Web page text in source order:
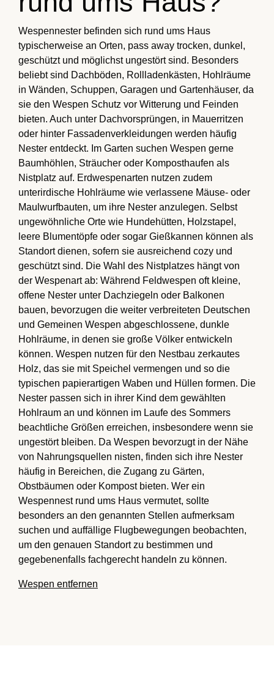
Wespennester befinden sich rund ums Haus
typischerweise an Orten, pass away trocken, dunkel,
geschützt und möglichst ungestört sind. Besonders
beliebt sind Dachböden, Rollladenkästen, Hohlräume
in Wänden, Schuppen, Garagen und Gartenhäuser, da
sie den Wespen Schutz vor Witterung und Feinden
bieten. Auch unter Dachvorsprüngen, in Mauerritzen
oder hinter Fassadenverkleidungen werden häufig
Nester entdeckt. Im Garten suchen Wespen gerne
Baumhöhlen, Sträucher oder Komposthaufen als
Nistplatz auf. Erdwespenarten nutzen zudem
unterirdische Hohlräume wie verlassene Mäuse- oder
Maulwurfbauten, um ihre Nester anzulegen. Selbst
ungewöhnliche Orte wie Hundehütten, Holzstapel,
leere Blumentöpfe oder sogar Gießkannen können als
Standort dienen, sofern sie ausreichend cozy und
geschützt sind. Die Wahl des Nistplatzes hängt von
der Wespenart ab: Während Feldwespen oft kleine,
offene Nester unter Dachziegeln oder Balkonen
bauen, bevorzugen die weiter verbreiteten Deutschen
und Gemeinen Wespen abgeschlossene, dunkle
Hohlräume, in denen sie große Völker entwickeln
können. Wespen nutzen für den Nestbau zerkautes
Holz, das sie mit Speichel vermengen und so die
typischen papierartigen Waben und Hüllen formen. Die
Nester passen sich in ihrer Kind dem gewählten
Hohlraum an und können im Laufe des Sommers
beachtliche Größen erreichen, insbesondere wenn sie
ungestört bleiben. Da Wespen bevorzugt in der Nähe
von Nahrungsquellen nisten, finden sich ihre Nester
häufig in Bereichen, die Zugang zu Gärten,
Obstbäumen oder Kompost bieten. Wer ein
Wespennest rund ums Haus vermutet, sollte
besonders an den genannten Stellen aufmerksam
suchen und auffällige Flugbewegungen beobachten,
um den genauen Standort zu bestimmen und
gegebenenfalls fachgerecht handeln zu können.
Wespen entfernen